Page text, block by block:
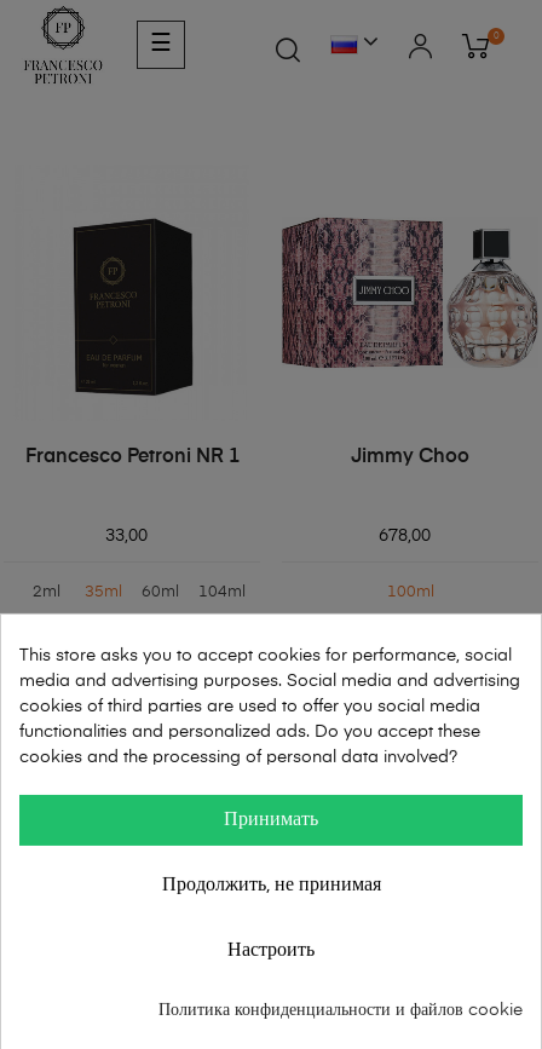
☰ 0
Francesco Petroni NR 1
33,00
2ml 35ml 60ml 104ml
В КОРЗИНУ
Jimmy Choo
678,00
100ml
Показано 1-2 из 2
Упаковочные материалы
This store asks you to accept cookies for performance, social
media and advertising purposes. Social media and advertising
cookies of third parties are used to offer you social media
functionalities and personalized ads. Do you accept these
cookies and the processing of personal data involved?
Принимать
Продолжить, не принимая
Настроить
Политика конфиденциальности и файлов cookie